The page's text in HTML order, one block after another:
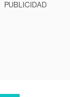
PUBLICIDAD